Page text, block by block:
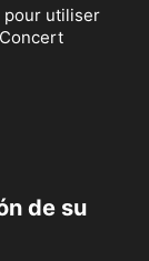
pour utiliser
de su